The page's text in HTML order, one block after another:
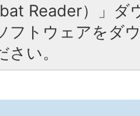
Reader）」ダ
フトウェアをダ
さい。